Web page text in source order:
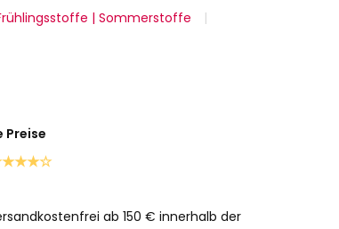
| Sommerstoffe
Preise
ab 150 € innerhalb der